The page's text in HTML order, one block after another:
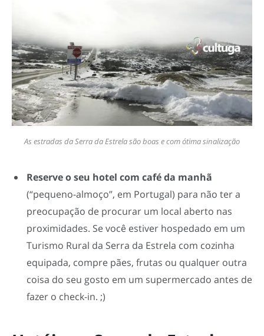
As estradas da Serra da Estrela são boas e com ótima sinalização
Reserve o seu hotel com café da manhã
(“pequeno-almoço”, em Portugal) para não ter a
preocupação de procurar um local aberto nas
proximidades. Se você estiver hospedado em um
Turismo Rural da Serra da Estrela com cozinha
equipada, compre pães, frutas ou qualquer outra
coisa do seu gosto em um supermercado antes de
fazer o check-in. ;)